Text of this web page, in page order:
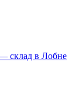
склад в Лобне